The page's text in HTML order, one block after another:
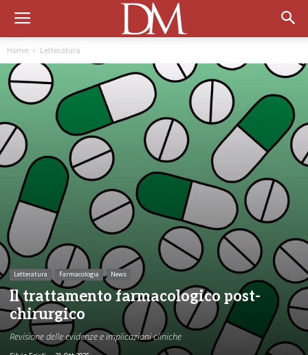
Home Letteratura
Letteratura Farmacologia News
Il trattamento farmacologico post-
chirurgico
Revisione delle evidenze e implicazioni cliniche